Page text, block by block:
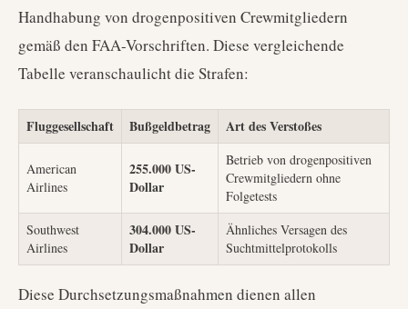
Handhabung von drogenpositiven Crewmitgliedern
gemäß den FAA-Vorschriften. Diese vergleichende
Tabelle veranschaulicht die Strafen:
Fluggesellschaft Bußgeldbetrag Art des Verstoßes
American
Airlines
255.000 US-
Dollar
Betrieb von drogenpositiven
Crewmitgliedern ohne
Folgetests
Southwest
Airlines
304.000 US-
Dollar
Ähnliches Versagen des
Suchtmittelprotokolls
Diese Durchsetzungsmaßnahmen dienen allen